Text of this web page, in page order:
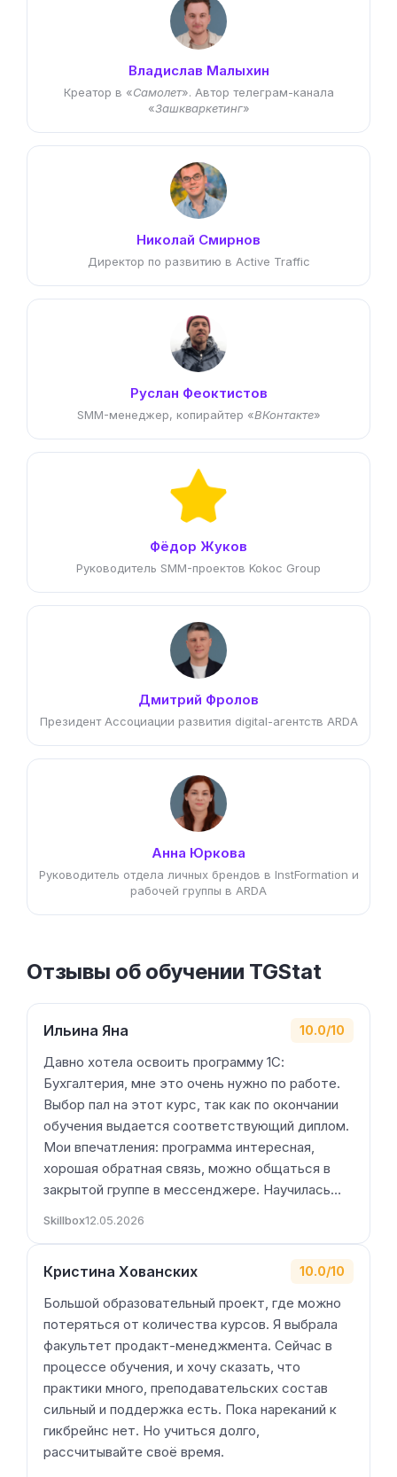
Владислав Малыхин
Креатор в «Самолет». Автор телеграм-канала
«Зашкваркетинг»
Николай Смирнов
Директор по развитию в Active Traffic
Руслан Феоктистов
SMM-менеджер, копирайтер «ВКонтакте»
Фёдор Жуков
Руководитель SMM-проектов Kokoc Group
Дмитрий Фролов
Президент Ассоциации развития digital-агентств ARDA
Анна Юркова
Руководитель отдела личных брендов в InstFormation и
рабочей группы в ARDA
Отзывы об обучении TGStat
Ильина Яна 10.0/10
Давно хотела освоить программу 1С:
Бухгалтерия, мне это очень нужно по работе.
Выбор пал на этот курс, так как по окончании
обучения выдается соответствующий диплом.
Мои впечатления: программа интересная,
хорошая обратная связь, можно общаться в
закрытой группе в мессенджере. Научилась…
Skillbox12.05.2026
Кристина Хованских 10.0/10
Большой образовательный проект, где можно
потеряться от количества курсов. Я выбрала
факультет продакт-менеджмента. Сейчас в
процессе обучения, и хочу сказать, что
практики много, преподавательских состав
сильный и поддержка есть. Пока нареканий к
гикбрейнс нет. Но учиться долго,
рассчитывайте своё время.